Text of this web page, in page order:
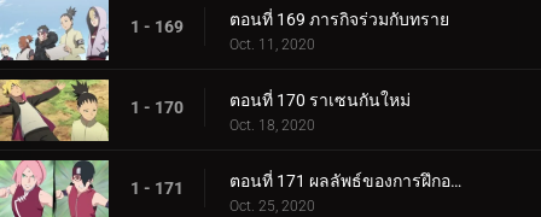
1 - 169 ตอนที่ 169 ภารกิจร่วมกับทราย
Oct. 11, 2020
1 - 170 ตอนที่ 170 ราเซนกันใหม่
Oct. 18, 2020
1 - 171 ตอนที่ 171 ผลลัพธ์ของการฝึกอบรม
Oct. 25, 2020